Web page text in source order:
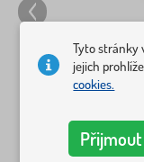
Tyto stránky
jejich
cookies.